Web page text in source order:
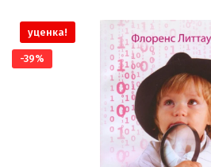
уценка!
-39%